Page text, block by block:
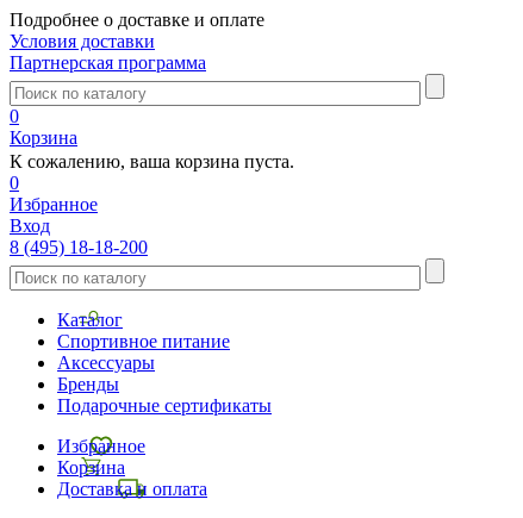
Подробнее о доставке и оплате
Условия доставки
Партнерская программа
0
Корзина
К сожалению, ваша корзина пуста.
0
Избранное
Вход
8 (495) 18-18-200
Каталог
Спортивное питание
Аксессуары
Бренды
Подарочные сертификаты
Избранное
Корзина
Доставка и оплата